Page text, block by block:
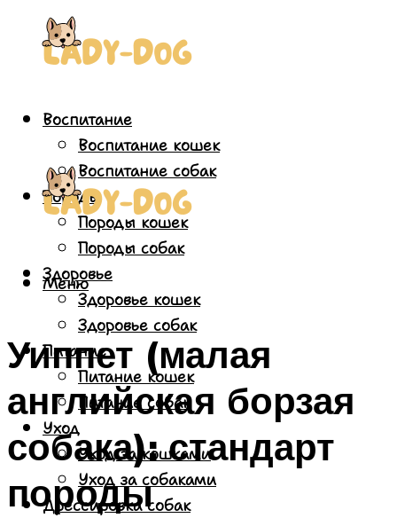
Воспитание
Воспитание кошек
Воспитание собак
Породы
Породы кошек
Породы собак
Здоровье
Здоровье кошек
Здоровье собак
Питание
Питание кошек
Питание собак
Уход
Уход за кошками
Уход за собаками
Дрессировка собак
Меню
Уиппет (малая
английская борзая
собака): стандарт
породы